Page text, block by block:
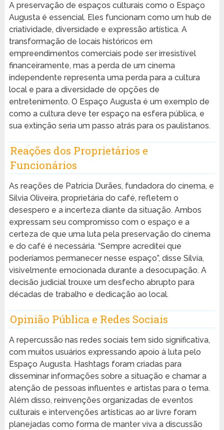
A preservação de espaços culturais como o Espaço
Augusta é essencial. Eles funcionam como um hub de
criatividade, diversidade e expressão artística. A
transformação de locais históricos em
empreendimentos comerciais pode ser irresistível
financeiramente, mas a perda de um cinema
independente representa uma perda para a cultura
local e para a diversidade de opções de
entretenimento. O Espaço Augusta é um exemplo de
como a cultura deve ter espaço na esfera pública, e
sua extinção seria um passo atrás para os paulistanos.
Reações dos Proprietários e
Funcionários
As reações de Patrícia Durães, fundadora do cinema, e
Silvia Oliveira, proprietária do café, refletem o
desespero e a incerteza diante da situação. Ambos
expressam seu compromisso com o espaço e a
certeza de que uma luta pela preservação do cinema
e do café é necessária. “Sempre acreditei que
poderíamos permanecer nesse espaço”, disse Silvia,
visivelmente emocionada durante a desocupação. A
decisão judicial trouxe um desfecho abrupto para
décadas de trabalho e dedicação ao local.
Opinião Pública e Redes Sociais
A repercussão nas redes sociais tem sido significativa,
com muitos usuários expressando apoio à luta pelo
Espaço Augusta. Hashtags foram criadas para
disseminar informações sobre a situação e chamar a
atenção de pessoas influentes e artistas para o tema.
Além disso, reinvenções organizadas de eventos
culturais e intervenções artísticas ao ar livre foram
planejadas como forma de manter viva a discussão